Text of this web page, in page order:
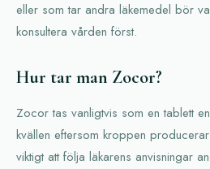
eller som tar andra läkemedel bör
konsultera vården först.
Hur tar man Zocor?
Zocor tas vanligtvis som en tablett
kvällen eftersom kroppen
viktigt att följa läkarens anvisningar